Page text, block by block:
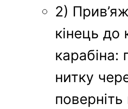
2)
кінець до
карабіна:
нитку